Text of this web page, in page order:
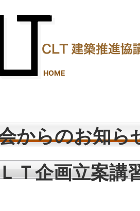
HOME
からのお知ら
Ｔ企画立案講